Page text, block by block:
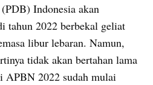
Indonesia akan
tahun 2022 berbekal geliat
libur lebaran. Namun,
tidak akan bertahan lama
APBN 2022 sudah mulai